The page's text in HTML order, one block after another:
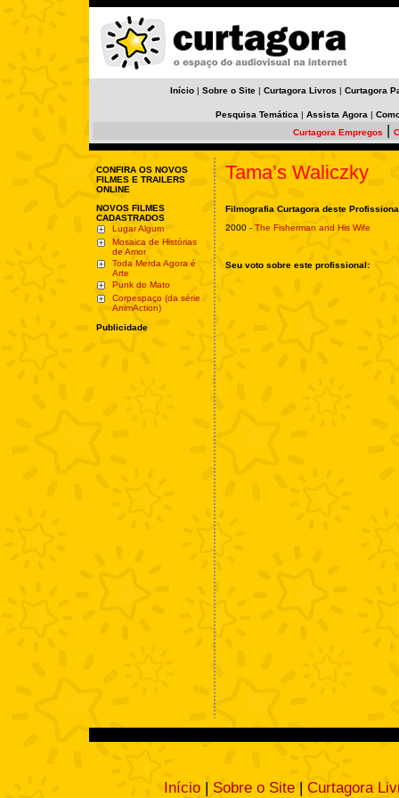
Início | Sobre o Site | Curtagora Livros | Curtagora
Pesquisa Temática | Assista Agora |
Curtagora Empregos
CONFIRA OS NOVOS
FILMES E TRAILERS
ONLINE
NOVOS FILMES
CADASTRADOS
Lugar Algum
Mosaica de Histórias
de Amor
Toda Merda Agora é
Arte
Punk do Mato
Corpespaço (da série
AnimAction)
Publicidade
Tama’s Waliczky
Filmografia Curtagora deste
2000 - The Fisherman and His Wife
Seu voto sobre este profissional:
Início | Sobre o Site | Curtagora